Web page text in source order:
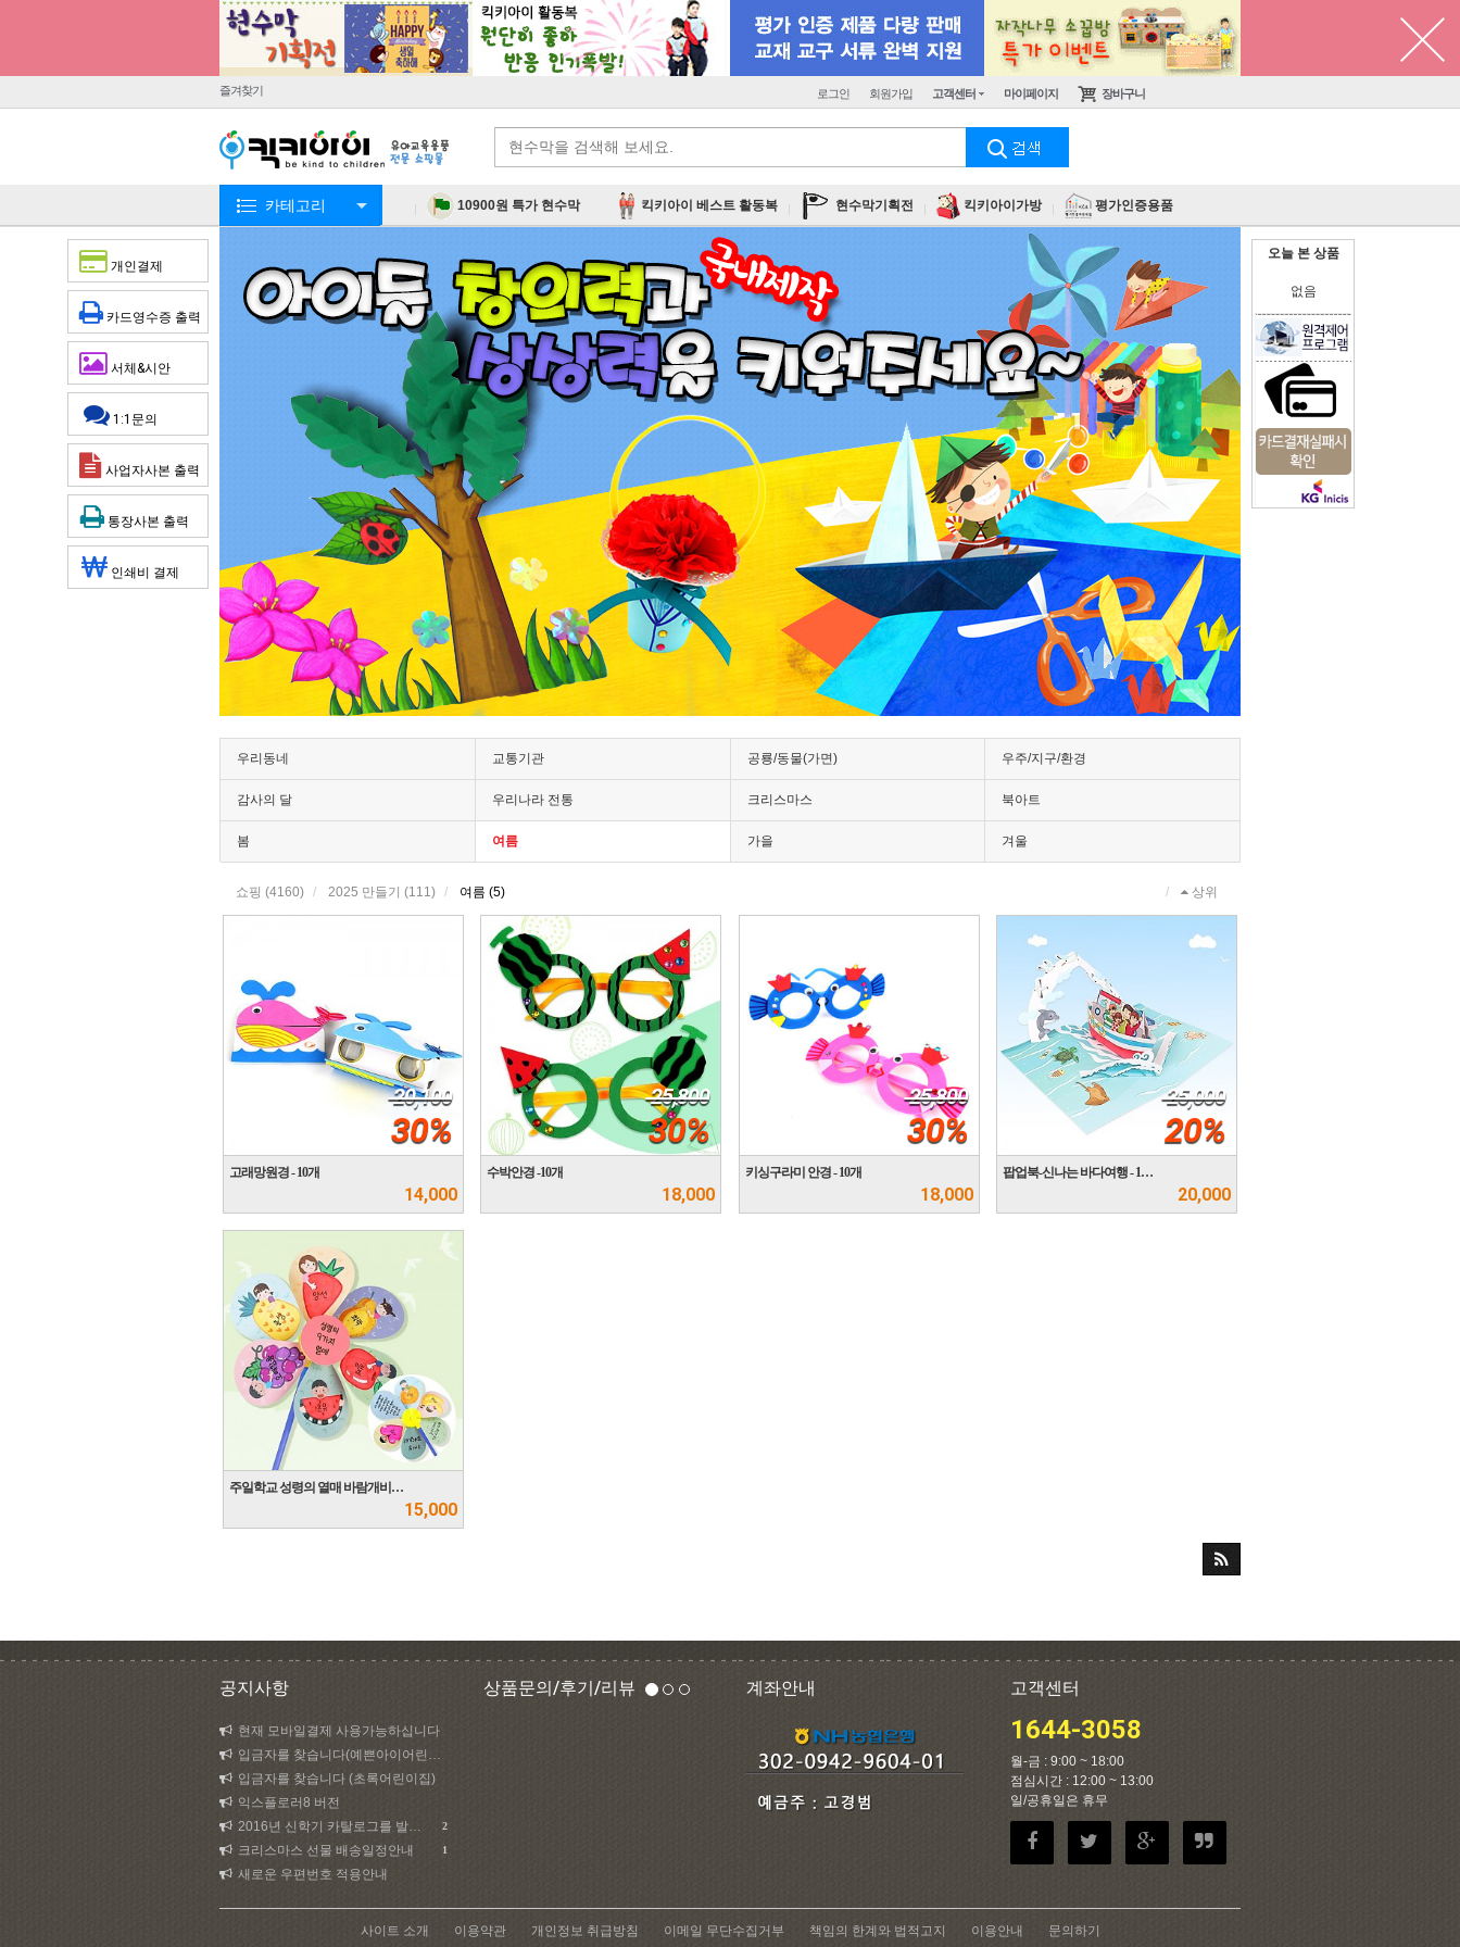
로그인 회원가입 고객센터 마이페이지 장바구니
즐겨찾기
카테고리 10900원 특가 현수막 킥키아이 베스트 활동복 현수막기획전 킥키아이가방 평가인증용품
우리동네 교통기관 공룡/동물(가면) 우주/지구/환경
감사의 달 우리나라 전통 크리스마스 북아트
봄 여름 가을 겨울
쇼핑 (4160) 2025 만들기 (111) 여름 (5) 상위
20,100
30%
고래망원경 - 10개
14,000
25,800
30%
수박안경 -10개
18,000
25,800
30%
키싱구라미 안경 - 10개
18,000
25,000
20%
팝업북-신나는 바다여행 - 1…
20,000
주일학교 성령의 열매 바람개비…
15,000
오늘 본 상품
없음
개인결제
카드영수증 출력
서체&시안
1:1문의
사업자사본 출력
통장사본 출력
인쇄비 결제
공지사항
현재 모바일결제 사용가능하십니다
입금자를 찾습니다(예쁜아이어린이집)
입금자를 찾습니다 (초록어린이집)
익스플로러8 버전
2
2016년 신학기 카탈로그를 발송하였습니다.
1
크리스마스 선물 배송일정안내
새로운 우편번호 적용안내
상품문의/후기/리뷰 계좌안내 고객센터
1644-3058
월-금 : 9:00 ~ 18:00
점심시간 : 12:00 ~ 13:00
일/공휴일은 휴무
사이트 소개 이용약관 개인정보 취급방침 이메일 무단수집거부 책임의 한계와 법적고지 이용안내 문의하기